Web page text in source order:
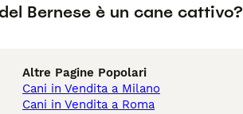
Bernese è un cane cattivo?
Altre Pagine Popolari
Cani in Vendita a Milano
Cani in Vendita a Roma